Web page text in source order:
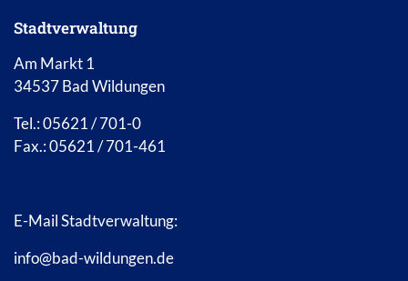
Stadtverwaltung
Am Markt 1
34537 Bad Wildungen
Tel.: 05621 / 701-0
Fax.: 05621 / 701-461
E-Mail Stadtverwaltung:
info@bad-wildungen.de